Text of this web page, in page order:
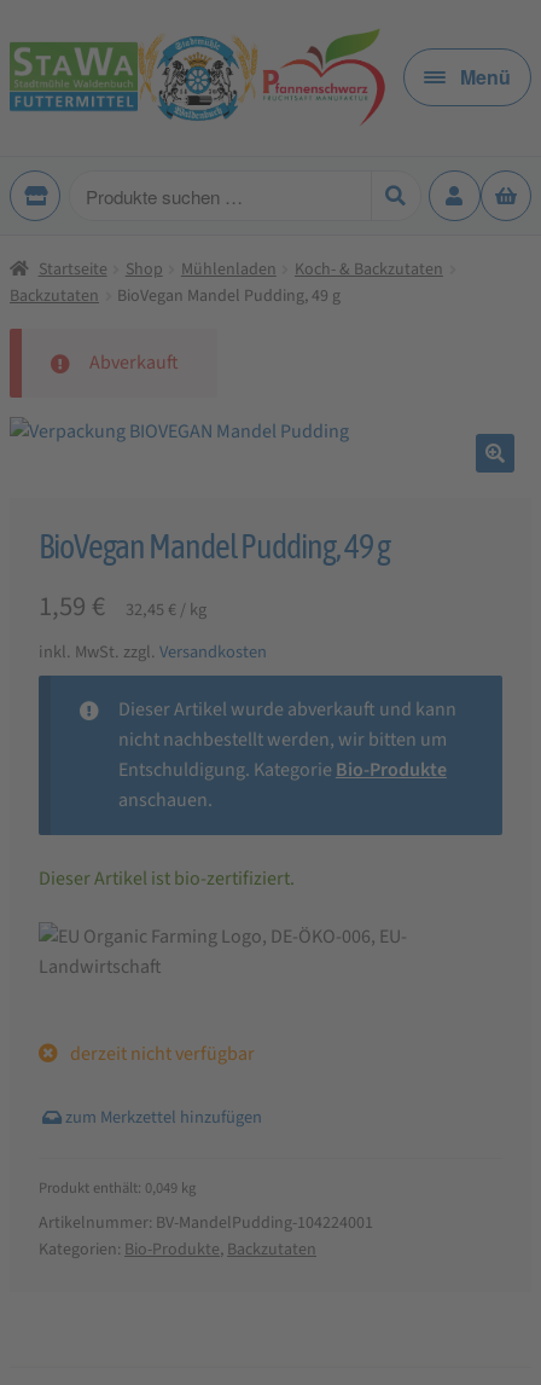
Zur
Navigation
springen
Zum
Inhalt
springen
Menü
Produkte
Startseite Shop Mühlenladen
Koch- & Backzutaten
Backzutaten
BioVegan Mandel Pudding, 49 g
Abverkauft
BioVegan Mandel Pudding, 49 g
1,59 € 32,45 €/kg
inkl. MwSt. zzgl. Versandkosten
Dieser Artikel wurde abverkauft und kann
nicht nachbestellt werden, wir bitten um
Entschuldigung. KategorieBio-Produkte
anschauen.
Dieser Artikel ist bio-zertifiziert.
derzeit nicht verfügbar
Produkt enthält: 0,049 kg
Artikelnummer: BV-MandelPudding-104224001
Kategorien: Bio-Produkte,Backzutaten